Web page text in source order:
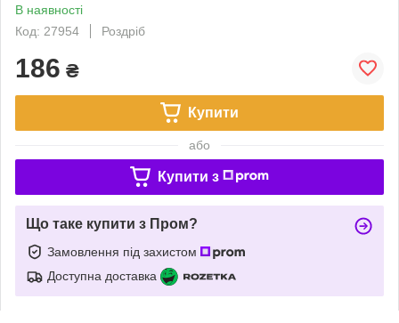
В наявності
Код: 27954
Роздріб
186 ₴
Купити
або
Купити з
Що таке купити з Пром?
Замовлення під захистом
Доступна доставка